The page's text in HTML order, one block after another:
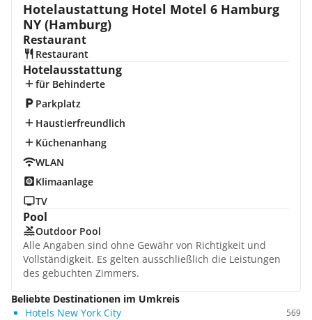
Hotelaustattung Hotel Motel 6 Hamburg
NY (Hamburg)
Restaurant
Restaurant
Hotelausstattung
für Behinderte
Parkplatz
Haustierfreundlich
Küchenanhang
WLAN
Klimaanlage
TV
Pool
Outdoor Pool
Alle Angaben sind ohne Gewähr von Richtigkeit und
Vollständigkeit. Es gelten ausschließlich die Leistungen
des gebuchten Zimmers.
Beliebte Destinationen im Umkreis
Hotels New York City
569